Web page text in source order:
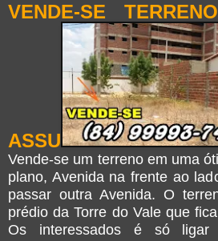
VENDE-SE
ASSU
Vende-se um terreno em uma
plano, Avenida na frente ao
passar outra Avenida. O
prédio da Torre do Vale que
Os interessados é só ligar